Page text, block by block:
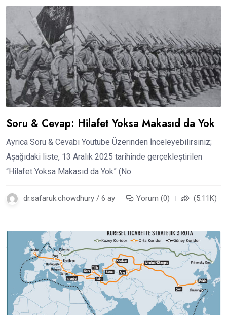
Soru & Cevap: Hilafet Yoksa Makasıd da Yok
Ayrıca Soru & Cevabı Youtube Üzerinden İnceleyebilirsiniz;
Aşağıdaki liste, 13 Aralık 2025 tarihinde gerçekleştirilen
“Hilafet Yoksa Makasıd da Yok” (No
dr.safaruk.chowdhury / 6 ay Yorum (0) (5.11K)